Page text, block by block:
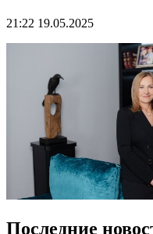
21:22 19.05.2025
Последние